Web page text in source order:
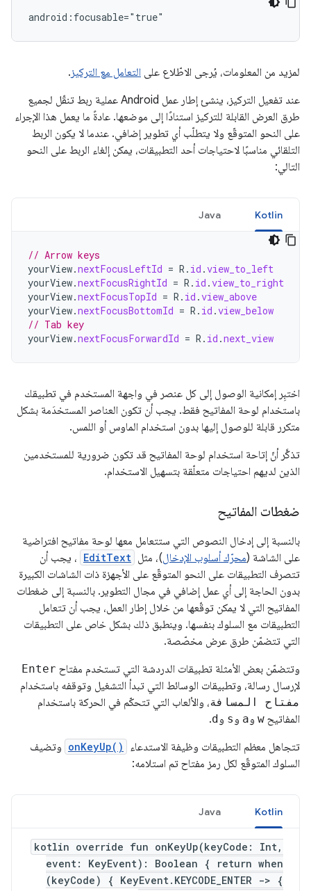
لمزيد من المعلومات، يُرجى الاطّلاع على التعامل مع التركيز.
عند تفعيل التركيز، ينشئ إطار عمل Android عملية ربط تنقّل لجميع
طرق العرض القابلة للتركيز استنادًا إلى موضعها. عادةً ما يعمل هذا الإجراء
على النحو المتوقّع ولا يتطلّب أي تطوير إضافي. عندما لا يكون الربط
التلقائي مناسبًا لاحتياجات أحد التطبيقات، يمكن إلغاء الربط على النحو
التالي:
Kotlin
Java
// Arrow keys
yourView.nextFocusLeftId = R . id .view_to_left
yourView.nextFocusRightId = R . id .view_to_right
yourView.nextFocusTopId = R . id .view_above
yourView.nextFocusBottomId = R . id .view_below
// Tab key
yourView.nextFocusForwardId = R . id .next_view
اختبِر إمكانية الوصول إلى كل عنصر في واجهة المستخدم في تطبيقك
باستخدام لوحة المفاتيح فقط. يجب أن تكون العناصر المستخدَمة بشكل
متكرر قابلة للوصول إليها بدون استخدام الماوس أو اللمس.
تذكَّر أنّ إتاحة استخدام لوحة المفاتيح قد تكون ضرورية للمستخدمين
الذين لديهم احتياجات متعلّقة بتسهيل الاستخدام.
ضغطات المفاتيح
بالنسبة إلى إدخال النصوص التي ستتعامل معها لوحة مفاتيح افتراضية
على الشاشة (محرّك أسلوب الإدخال)، مثل EditText ، يجب أن
تتصرف التطبيقات على النحو المتوقّع على الأجهزة ذات الشاشات الكبيرة
بدون الحاجة إلى أي عمل إضافي في مجال التطوير. بالنسبة إلى ضغطات
المفاتيح التي لا يمكن توقّعها من خلال إطار العمل، يجب أن تتعامل
التطبيقات مع السلوك بنفسها. وينطبق ذلك بشكل خاص على التطبيقات
التي تتضمّن طرق عرض مخصّصة.
وتتضمّن بعض الأمثلة تطبيقات الدردشة التي تستخدم مفتاح Enter
لإرسال رسالة، وتطبيقات الوسائط التي تبدأ التشغيل وتوقفه باستخدام
مفتاح المسافة، والألعاب التي تتحكّم في الحركة باستخدام
المفاتيح w وa و s وd
.
تتجاهل معظم التطبيقات وظيفة الاستدعاء
onKeyUp() وتضيف
السلوك المتوقّع لكل رمز مفتاح تم استلامه:
Kotlin
Java
kotlin override fun onKeyUp(keyCode: Int,
event: KeyEvent): Boolean { return when
(keyCode) { KeyEvent.KEYCODE_ENTER -> {